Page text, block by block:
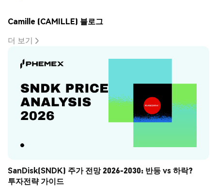
Camille (CAMILLE) 블로그
더 보기
SanDisk(SNDK) 주가 전망 2026-2030: 반등 vs 하락?
투자전략 가이드